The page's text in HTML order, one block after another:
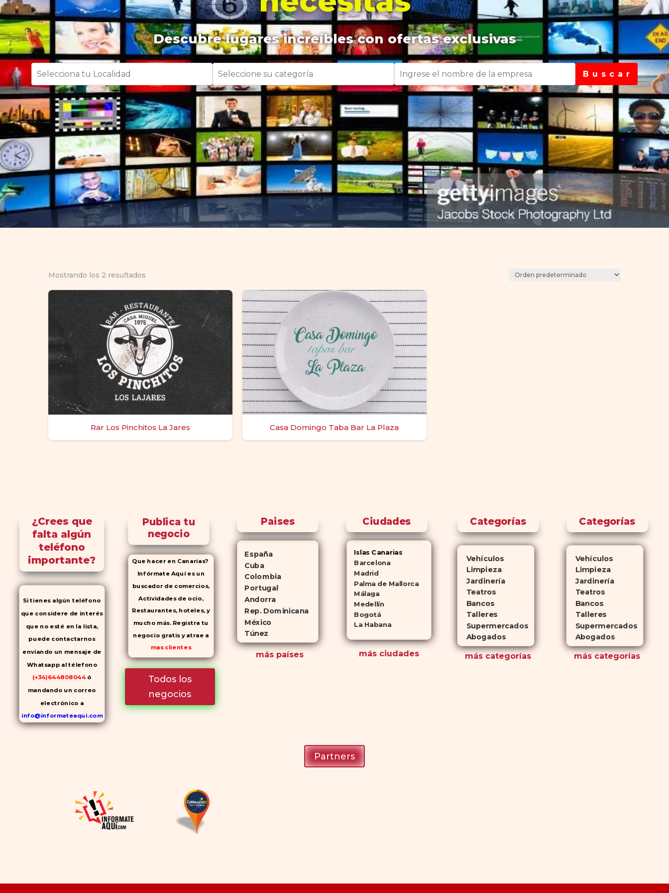
Descubre lugares increíbles con ofertas exclusivas
B u s c a r
Mostrando los 2 resultados
Rar Los Pinchitos La Jares Casa Domingo Taba Bar La Plaza
¿Crees que
falta algún
teléfono
importante?
Si tienes algún teléfono
que considere de interés
que no esté en la lista,
puede contactarnos
enviando un mensaje de
Whatsapp al télefono
(+34)644808044 ó
mandando un correo
electrónico a
info@informateaqui.com
Mientras que antes la
permitido la producción de
alternativas genéricas tanto
Publica tu
negocio
Que hacer en Canarias?
Infórmate Aquí es un
buscador de comercios,
Actividades de ocio,
Restaurantes, hoteles, y
mucho más. Registra tu
negocio gratis y atrae a
mas clientes
Todos los
negocios
Paises
España
Cuba
Colombia
Portugal
Andorra
Rep. Dominicana
México
Túnez
más países
Ciudades
Islas Canarias
Barcelona
Madrid
Palma de Mallorca
Málaga
Medellín
Bogotá
La Habana
más ciudades
Categorías
Vehículos
Limpieza
Jardinería
Teatros
Bancos
Talleres
Supermercados
Abogados
más categorías
Categorías
Vehículos
Limpieza
Jardinería
Teatros
Bancos
Talleres
Supermercados
Abogados
más categorías
Partners